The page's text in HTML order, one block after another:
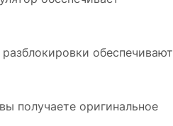
обеспечивают
получаете оригинальное